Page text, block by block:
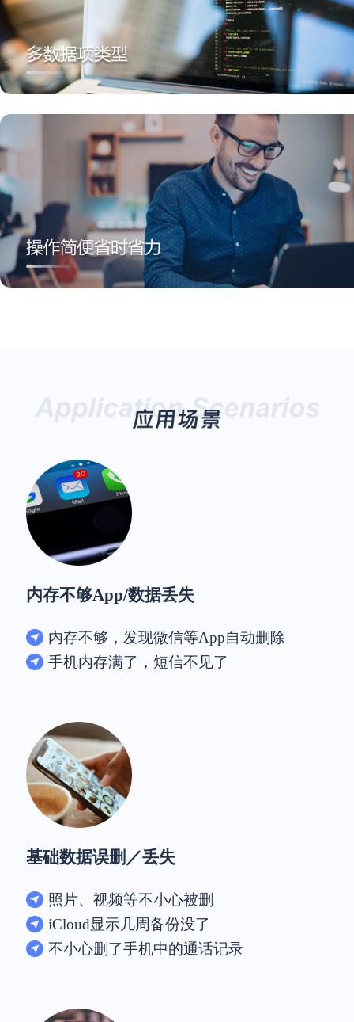
内存不够App/数据丢失
内存不够，发现微信等App自动删除
手机内存满了，短信不见了
基础数据误删／丢失
照片、视频等不小心被删
iCloud显示几周备份没了
不小心删了手机中的通话记录